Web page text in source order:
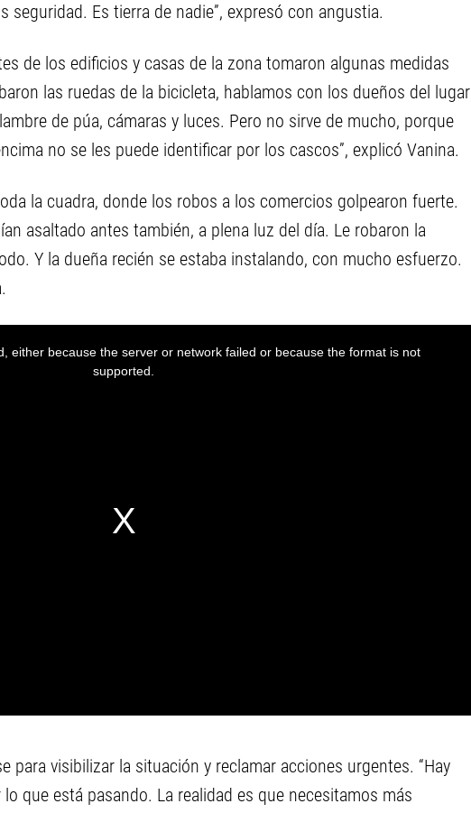
seguridad. Es tierra de nadie”, expresó con angustia.
de los edificios y casas de la zona tomaron algunas medidas
las ruedas de la bicicleta, hablamos con los dueños del lugar
de púa, cámaras y luces. Pero no sirve de mucho, porque
no se les puede identificar por los cascos”, explicó Vanina.
la cuadra, donde los robos a los comercios golpearon fuerte.
asaltado antes también, a plena luz del día. Le robaron la
Y la dueña recién se estaba instalando, con mucho esfuerzo.
para visibilizar la situación y reclamar acciones urgentes. “Hay
que está pasando. La realidad es que necesitamos más